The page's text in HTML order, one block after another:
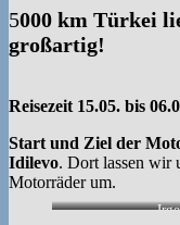
5000 km Türkei
großartig!
Reisezeit 15.05. bis
Start und Ziel der
Idilevo. Dort lassen wir
Motorräder um.